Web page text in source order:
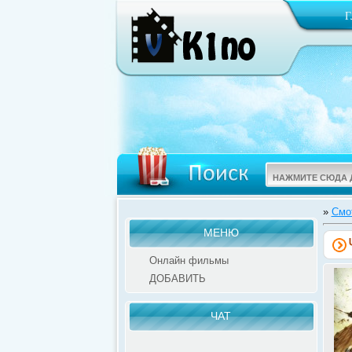
МЕНЮ
Онлайн фильмы
ДОБАВИТЬ
ЧАТ
»